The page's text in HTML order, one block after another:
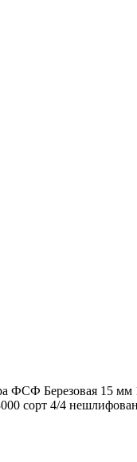
ФСФ Березовая 15 мм